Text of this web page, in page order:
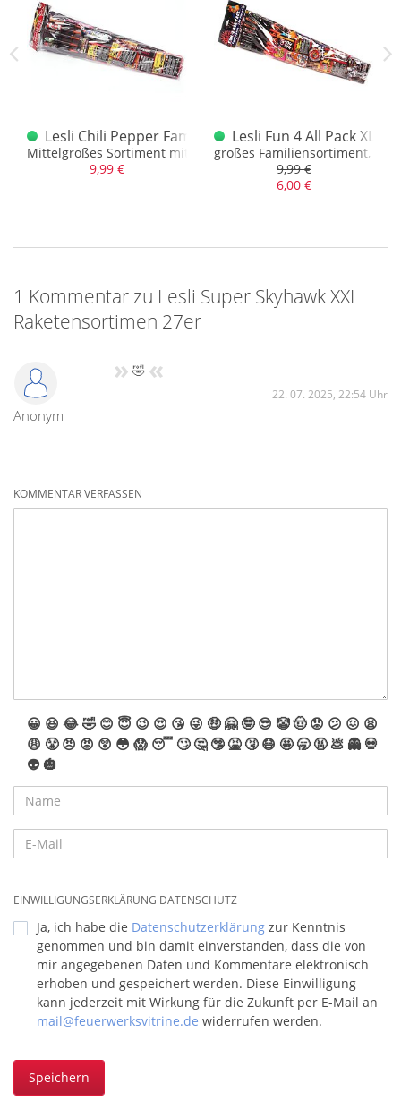
Raketensortiment 27er
Sonderpreis Baumarkt
Lesli Chili Pepper Familypack
Mittelgroßes Sortiment mit 5 Raketen und vielen Knallern
9,99 €
Lesli Fun 4 All Pack XL
großes Familiensortiment,
9,99 €
6,00 €
1 Kommentar zu Lesli Super Skyhawk XXL
Raketensortimen 27er
Anonym
» 🤣 «
22. 07. 2025, 22:54 Uhr
KOMMENTAR VERFASSEN
😀 😆 😂🤣 😊 😇 😉 😍 😘 😜 🤑 🤗 🤓 😎 🤡🤠 😟 😕 😖 😫
😩 😤 😠 😡 😲 😳 😱 😴 🙄 🤔 🤥 🤮 🤧 😷 🤩 🥱 🤬 💩 👻 💀
👽 🎃
EINWILLIGUNGSERKLÄRUNG DATENSCHUTZ
Ja, ich habe die Datenschutzerklärung zur Kenntnis
genommen und bin damit einverstanden, dass die von
mir angegebenen Daten und Kommentare elektronisch
erhoben und gespeichert werden. Diese Einwilligung
kann jederzeit mit Wirkung für die Zukunft per E-Mail an
mail@feuerwerksvitrine.de widerrufen werden.
Speichern